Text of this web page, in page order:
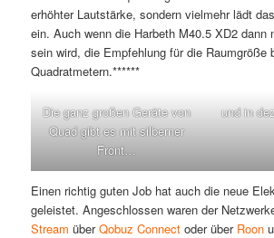
erhöhter Lautstärke, sondern vielmehr lädt
ein. Auch wenn die Harbeth M40.5 XD2 dann
sein wird, die Empfehlung für die Raumgröße
Quadratmetern.******
Die ganz großen Geräte von
Quad gibt es mit silberner
Front…
und in
Einen richtig guten Job hat auch die neue
geleistet. Angeschlossen waren der
Stream überQobuz Connectoder über Roon